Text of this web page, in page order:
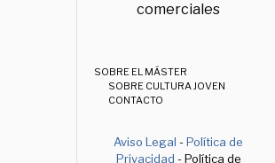
comerciales
SOBRE EL MÁSTER
SOBRE CULTURA JOVEN
CONTACTO
Aviso Legal -Política de
Privacidad - Política de